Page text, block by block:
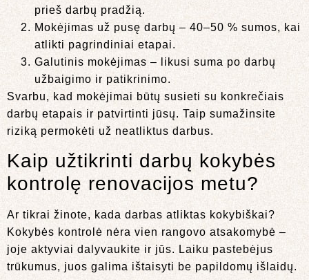
prieš darbų pradžią.
Mokėjimas už pusę darbų – 40–50 % sumos, kai
atlikti pagrindiniai etapai.
Galutinis mokėjimas – likusi suma po darbų
užbaigimo ir patikrinimo.
Svarbu, kad mokėjimai būtų susieti su konkrečiais
darbų etapais ir patvirtinti jūsų. Taip sumažinsite
riziką permokėti už neatliktus darbus.
Kaip užtikrinti darbų kokybės
kontrolę renovacijos metu?
Ar tikrai žinote, kada darbas atliktas kokybiškai?
Kokybės kontrolė nėra vien rangovo atsakomybė –
joje aktyviai dalyvaukite ir jūs. Laiku pastebėjus
trūkumus, juos galima ištaisyti be papildomų išlaidų.